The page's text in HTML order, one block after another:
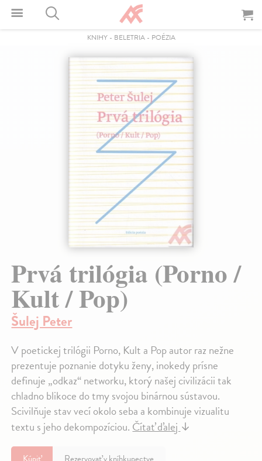
KNIHY- BELETRIA- POÉZIA
Prvá trilógia (Porno /
Kult / Pop)
Šulej Peter
V poetickej trilógii Porno, Kult a Pop autor raz nežne
prezentuje poznanie dotyku ženy, inokedy prísne
definuje „odkaz“ networku, ktorý našej civilizácii tak
chladno blikoce do tmy svojou binárnou sústavou.
Scivilňuje stav vecí okolo seba a kombinuje vizualitu
textu s jeho dekompozíciou. Čítať ďalej ↓